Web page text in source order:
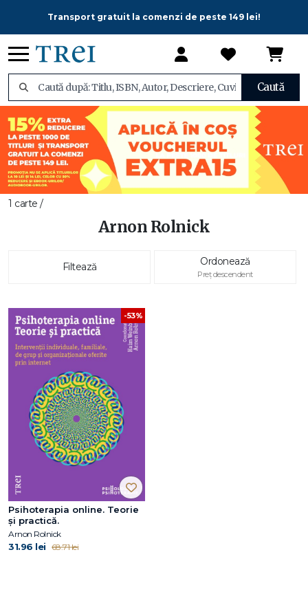
Transport gratuit la comenzi de peste 149 lei!
Caută
1 carte /
Arnon Rolnick
Filtează Ordonează
Preț descendent
-53%
Psihoterapia online. Teorie
și practică.
Arnon Rolnick
31.96 lei 68.71 lei